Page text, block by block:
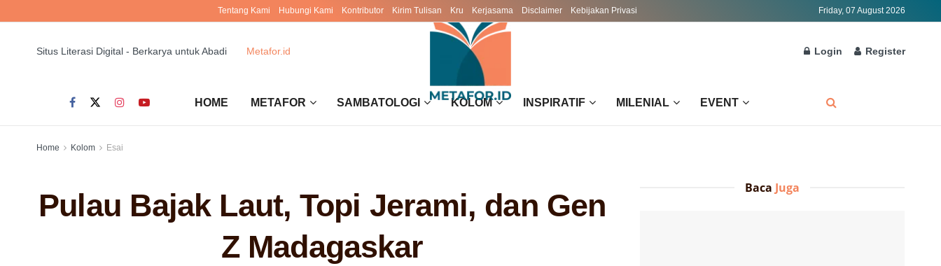
Tentang Kami Hubungi Kami Kontributor Kirim Tulisan Kru Kerjasama Disclaimer Kebijakan Privasi Friday, 07 August 2026
Situs Literasi Digital - Berkarya untuk Abadi Metafor.id Login Register
HOME METAFOR SAMBATOLOGI KOLOM INSPIRATIF MILENIAL EVENT
Home Kolom Esai
Pulau Bajak Laut, Topi Jerami, dan Gen
Z Madagaskar
Baca Juga